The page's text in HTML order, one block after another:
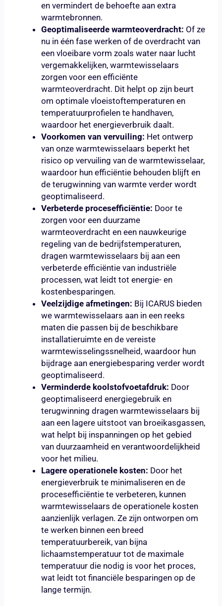
en vermindert de behoefte aan extra
warmtebronnen.
Geoptimaliseerde warmteoverdracht: Of ze
nu in één fase werken of de overdracht van
een vloeibare vorm zoals water naar lucht
vergemakkelijken, warmtewisselaars
zorgen voor een efficiënte
warmteoverdracht. Dit helpt op zijn beurt
om optimale vloeistoftemperaturen en
temperatuurprofielen te handhaven,
waardoor het energieverbruik daalt.
Voorkomen van vervuiling: Het ontwerp
van onze warmtewisselaars beperkt het
risico op vervuiling van de warmtewisselaar,
waardoor hun efficiëntie behouden blijft en
de terugwinning van warmte verder wordt
geoptimaliseerd.
Verbeterde procesefficiëntie: Door te
zorgen voor een duurzame
warmteoverdracht en een nauwkeurige
regeling van de bedrijfstemperaturen,
dragen warmtewisselaars bij aan een
verbeterde efficiëntie van industriële
processen, wat leidt tot energie- en
kostenbesparingen.
Veelzijdige afmetingen: Bij ICARUS bieden
we warmtewisselaars aan in een reeks
maten die passen bij de beschikbare
installatieruimte en de vereiste
warmtewisselingssnelheid, waardoor hun
bijdrage aan energiebesparing verder wordt
geoptimaliseerd.
Verminderde koolstofvoetafdruk: Door
geoptimaliseerd energiegebruik en
terugwinning dragen warmtewisselaars bij
aan een lagere uitstoot van broeikasgassen,
wat helpt bij inspanningen op het gebied
van duurzaamheid en verantwoordelijkheid
voor het milieu.
Lagere operationele kosten: Door het
energieverbruik te minimaliseren en de
procesefficiëntie te verbeteren, kunnen
warmtewisselaars de operationele kosten
aanzienlijk verlagen. Ze zijn ontworpen om
te werken binnen een breed
temperatuurbereik, van bijna
lichaamstemperatuur tot de maximale
temperatuur die nodig is voor het proces,
wat leidt tot financiële besparingen op de
lange termijn.